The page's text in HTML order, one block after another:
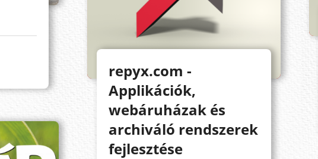
repyx.com -
Applikációk,
webáruházak és
archiváló rendszerek
fejlesztése